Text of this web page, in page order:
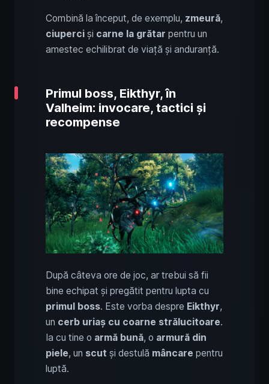
Combină la început, de exemplu, zmeură,
ciuperci și carne la grătar pentru un
amestec echilibrat de viață și anduranță.
Primul boss, Eikthyr, în
Valheim: invocare, tactici și
recompense
După câteva ore de joc, ar trebui să fii
bine echipat și pregătit pentru lupta cu
primul boss. Este vorba despre Eikthyr,
un cerb uriaș cu coarne strălucitoare.
Ia cu tine o armă bună, o armură din
piele, un scut și destulă mâncare pentru
luptă.